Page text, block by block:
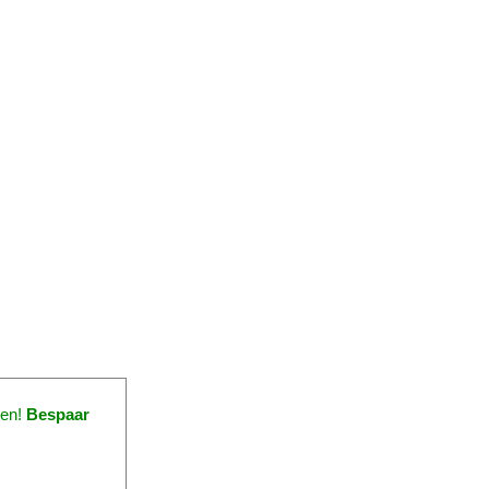
Bespaar